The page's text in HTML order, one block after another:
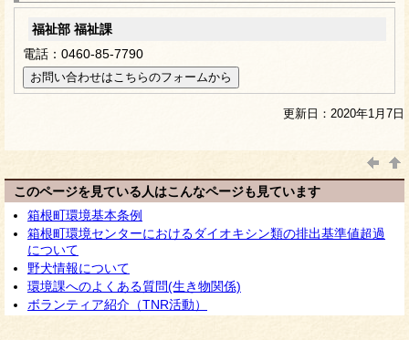
福祉部 福祉課
電話：0460-85-7790
更新日：2020年1月7日
このページを見ている人はこんなページも見ています
箱根町環境基本条例
箱根町環境センターにおけるダイオキシン類の排出基準値超過
について
野犬情報について
環境課へのよくある質問(生き物関係)
ボランティア紹介（TNR活動）